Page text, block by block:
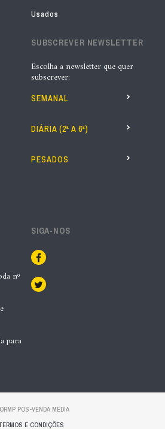
Usados
SUBSCREVER NEWSLETTER
Escolha a newsletter que quer
subscrever:
SEMANAL
DIÁRIA (2ª A 6ª)
PESADOS
nº
para
SIGA-NOS
PÓS-VENDA MEDIA
E CONDIÇÕES